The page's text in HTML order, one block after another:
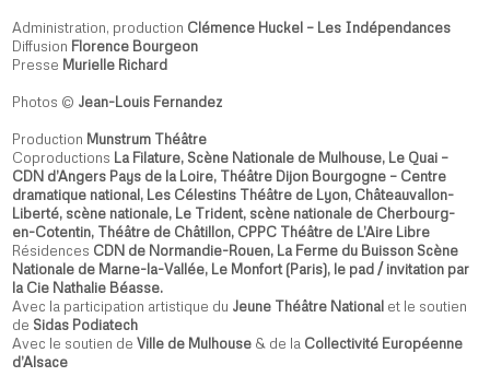
Administration, production Clémence Huckel – Les Indépendances
Diffusion Florence Bourgeon
Presse Murielle Richard
Photos © Jean-Louis Fernandez
Production Munstrum Théâtre
Coproductions La Filature, Scène Nationale de Mulhouse, Le Quai –
CDN d’Angers Pays de la Loire, Théâtre Dijon Bourgogne – Centre
dramatique national, Les Célestins Théâtre de Lyon, Châteauvallon-
Liberté, scène nationale, Le Trident, scène nationale de Cherbourg-
en-Cotentin, Théâtre de Châtillon, CPPC Théâtre de L’Aire Libre
Résidences CDN de Normandie-Rouen, La Ferme du Buisson Scène
Nationale de Marne-la-Vallée, Le Monfort (Paris), le pad / invitation par
la Cie Nathalie Béasse.
Avec la participation artistique du Jeune Théâtre National et le soutien
de Sidas Podiatech
Avec le soutien deVille de Mulhouse & de la Collectivité Européenne
d’Alsace